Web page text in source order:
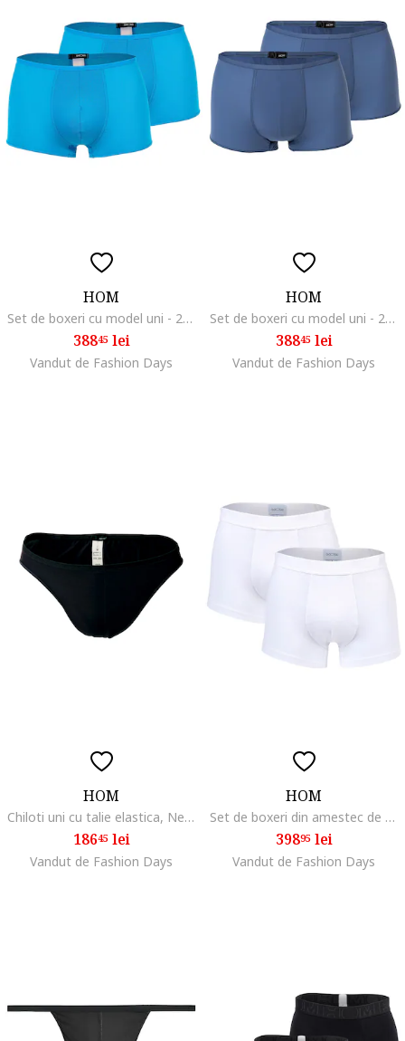
HOM
Set de boxeri cu model uni - 2 Perechi, Turcoaz
38845lei
Vandut de Fashion Days
HOM
Set de boxeri cu model uni - 2 Perechi, Albastru
38845lei
Vandut de Fashion Days
HOM
Chiloti uni cu talie elastica, Negru
18645lei
Vandut de Fashion Days
HOM
Set de boxeri din amestec de bumbac - 2 perechi, Alb
39895lei
Vandut de Fashion Days